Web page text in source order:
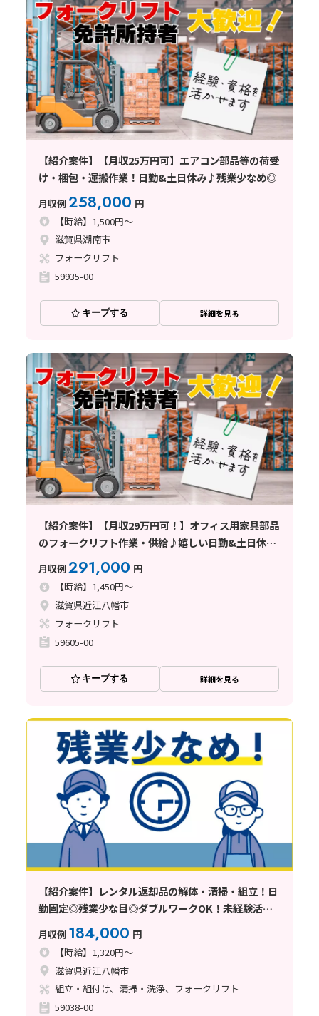
【紹介案件】【月収25万円可】エアコン部品等の荷受
け・梱包・運搬作業！日勤&土日休み♪残業少なめ◎
月収例258,000 円
【時給】1,500円～
滋賀県湖南市
フォークリフト
59935-00
キープする 詳細を見る
【紹介案件】【月収29万円可！】オフィス用家具部品
のフォークリフト作業・供給♪嬉しい日勤&土日休み
月収例291,000 円
【時給】1,450円～
滋賀県近江八幡市
フォークリフト
59605-00
キープする 詳細を見る
【紹介案件】レンタル返却品の解体・清掃・組立！日
勤固定◎残業少な目◎ダブルワークOK！未経験活躍
月収例 184,000 円
【時給】1,320円～
滋賀県近江八幡市
組立・組付け、清掃・洗浄、フォークリフト
59038-00